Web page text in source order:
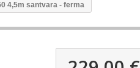
4,5m santvara - ferma